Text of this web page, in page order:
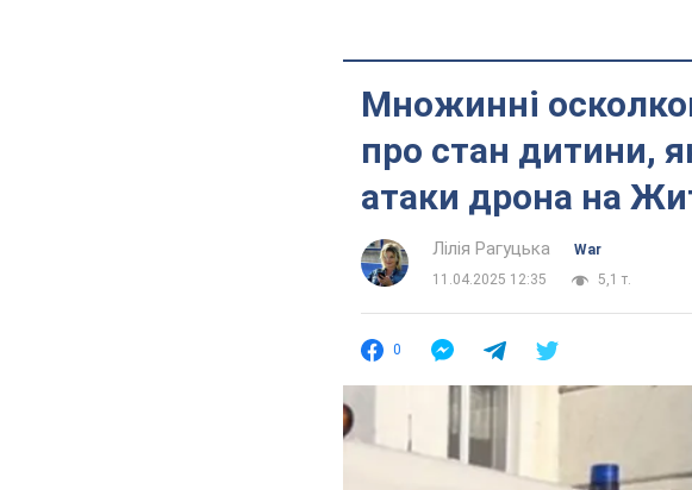
Множинні
про стан дитини,
атаки дрона на
Лілія Рагуцька
War
11.04.2025 12:35
5,1 т.
0